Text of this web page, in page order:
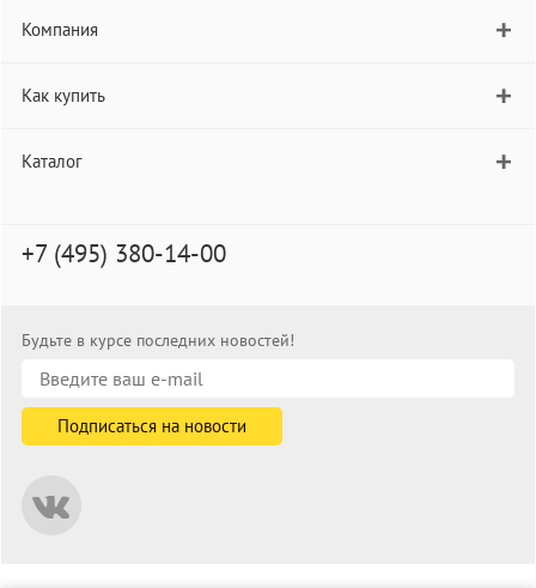
Компания
Как купить
Каталог
+7 (495) 380-14-00
Будьте в курсе последних новостей!